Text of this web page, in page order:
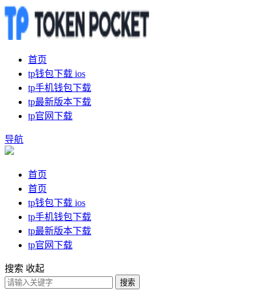
首页
tp钱包下载 ios
tp手机钱包下载
tp最新版本下载
tp官网下载
导航
首页
首页
tp钱包下载 ios
tp手机钱包下载
tp最新版本下载
tp官网下载
搜索 收起
搜索